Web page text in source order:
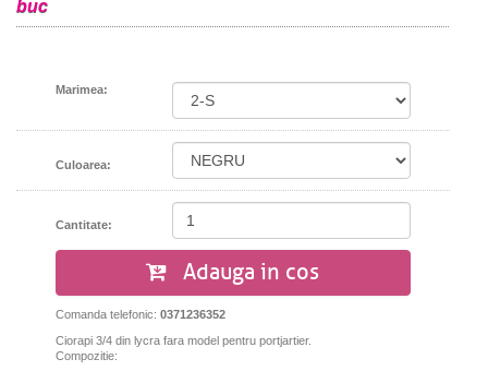
buc
Marimea:
Culoarea:
Cantitate:
Adauga in cos
Comanda telefonic: 0371236352
Ciorapi 3/4 din lycra fara model pentru portjartier.
Compozitie: